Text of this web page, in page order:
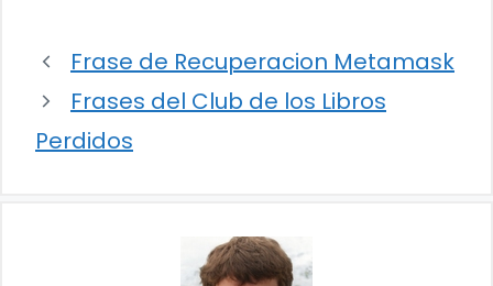
Frase de Recuperacion Metamask
Frases del Club de los Libros
Perdidos